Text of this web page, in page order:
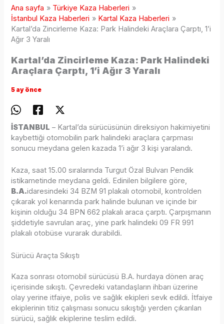
Ana sayfa
Türkiye Kaza Haberleri
İstanbul Kaza Haberleri
Kartal Kaza Haberleri
Kartal’da Zincirleme Kaza: Park Halindeki Araçlara Çarptı, 1’i
Ağır 3 Yaralı
Kartal’da Zincirleme Kaza: Park Halindeki
Araçlara Çarptı, 1’i Ağır 3 Yaralı
5 ay önce
İSTANBUL – Kartal’da sürücüsünün direksiyon hakimiyetini
kaybettiği otomobilin park halindeki araçlara çarpması
sonucu meydana gelen kazada 1’i ağır 3 kişi yaralandı.
Kaza, saat 15.00 sıralarında Turgut Özal Bulvarı Pendik
istikametinde meydana geldi. Edinilen bilgilere göre,
B.A.idaresindeki 34 BZM 91 plakalı otomobil, kontrolden
çıkarak yol kenarında park halinde bulunan ve içinde bir
kişinin olduğu 34 BPN 662 plakalı araca çarptı. Çarpışmanın
şiddetiyle savrulan araç, yine park halindeki 09 FR 991
plakalı otobüse vurarak durabildi.
Sürücü Araçta Sıkıştı
Kaza sonrası otomobil sürücüsü B.A. hurdaya dönen araç
içerisinde sıkıştı. Çevredeki vatandaşların ihbarı üzerine
olay yerine itfaiye, polis ve sağlık ekipleri sevk edildi. İtfaiye
ekiplerinin titiz çalışması sonucu sıkıştığı yerden çıkarılan
sürücü, sağlık ekiplerine teslim edildi.